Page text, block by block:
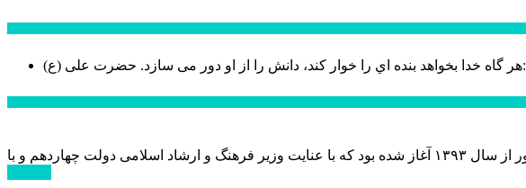
هر گاه خدا بخواهد بنده اي را خوار كند، دانش را از او دور می سازد.حضرت علی (ع):